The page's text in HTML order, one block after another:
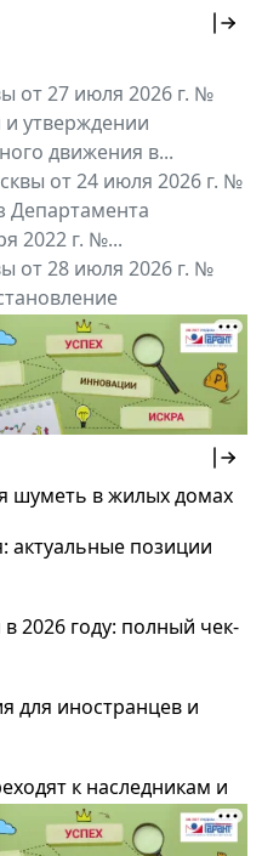
от 27 июля 2026 г. №
утверждении
движения в...
от 24 июля 2026 г. №
Департамента
2022 г. №...
от 28 июля 2026 г. №
г. № 334-ПП"
Мой регион ...
шуметь в жилых домах
актуальные позиции
2026 году: полный чек-
для иностранцев и
к наследникам и